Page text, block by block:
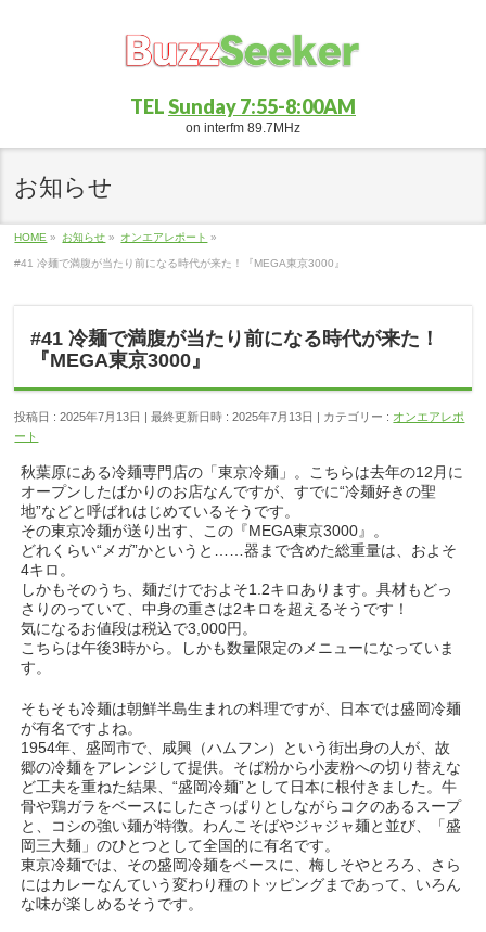
TELSunday 7:55-8:00AM
on interfm 89.7MHz
お知らせ
HOME » お知らせ » オンエアレポート »
#41 冷麺で満腹が当たり前になる時代が来た！『MEGA東京3000』
#41 冷麺で満腹が当たり前になる時代が来た！
『MEGA東京3000』
投稿日 : 2025年7月13日 最終更新日時 : 2025年7月13日 カテゴリー : オンエアレポ
ート
秋葉原にある冷麺専門店の「東京冷麺」。こちらは去年の12月に
オープンしたばかりのお店なんですが、すでに“冷麺好きの聖
地”などと呼ばれはじめているそうです。
その東京冷麺が送り出す、この『MEGA東京3000』。
どれくらい“メガ”かというと……器まで含めた総重量は、およそ
4キロ。
しかもそのうち、麺だけでおよそ1.2キロあります。具材もどっ
さりのっていて、中身の重さは2キロを超えるそうです！
気になるお値段は税込で3,000円。
こちらは午後3時から。しかも数量限定のメニューになっていま
す。
そもそも冷麺は朝鮮半島生まれの料理ですが、日本では盛岡冷麺
が有名ですよね。
1954年、盛岡市で、咸興（ハムフン）という街出身の人が、故
郷の冷麺をアレンジして提供。そば粉から小麦粉への切り替えな
ど工夫を重ねた結果、“盛岡冷麺”として日本に根付きました。牛
骨や鶏ガラをベースにしたさっぱりとしながらコクのあるスープ
と、コシの強い麺が特徴。わんこそばやジャジャ麺と並び、「盛
岡三大麺」のひとつとして全国的に有名です。
東京冷麺では、その盛岡冷麺をベースに、梅しそやとろろ、さら
にはカレーなんていう変わり種のトッピングまであって、いろん
な味が楽しめるそうです。